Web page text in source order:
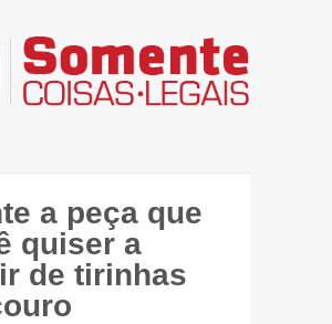
a peça que
quiser a
de tirinhas